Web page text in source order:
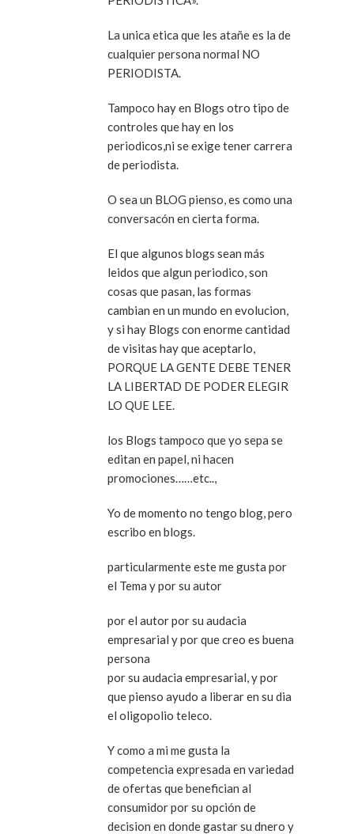
La unica etica que les atañe es la de
cualquier persona normal NO
PERIODISTA.
Tampoco hay en Blogs otro tipo de
controles que hay en los
periodicos,ni se exige tener carrera
de periodista.
O sea un BLOG pienso, es como una
conversacón en cierta forma.
El que algunos blogs sean más
leidos que algun periodico, son
cosas que pasan, las formas
cambian en un mundo en evolucion,
y si hay Blogs con enorme cantidad
de visitas hay que aceptarlo,
PORQUE LA GENTE DEBE TENER
LA LIBERTAD DE PODER ELEGIR
LO QUE LEE.
los Blogs tampoco que yo sepa se
editan en papel, ni hacen
promociones……etc..,
Yo de momento no tengo blog, pero
escribo en blogs.
particularmente este me gusta por
el Tema y por su autor
por el autor por su audacia
empresarial y por que creo es buena
persona
por su audacia empresarial, y por
que pienso ayudo a liberar en su dia
el oligopolio teleco.
Y como a mi me gusta la
competencia expresada en variedad
de ofertas que benefician al
consumidor por su opción de
decision en donde gastar su dnero y